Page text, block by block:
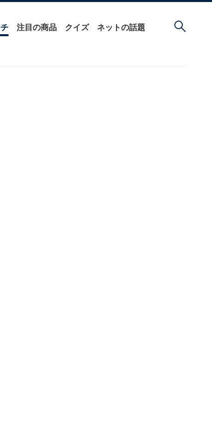
注目の商品 クイズ ネットの話題